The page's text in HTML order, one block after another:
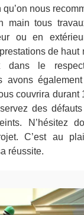
qu’on nous
main tous
ou en
de haut
dans le
avons
couvrira durant
des
N’hésitez
C’est au
réussite.